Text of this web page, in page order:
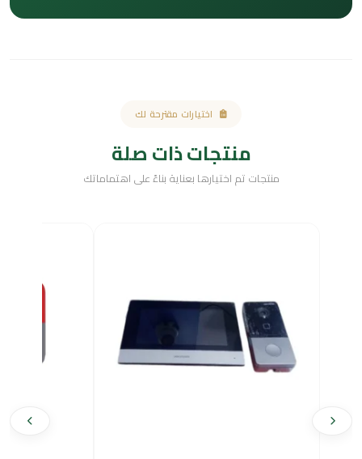
اختيارات مقترحة لك
منتجات ذات صلة
منتجات تم اختيارها بعناية بناءً على اهتماماتك